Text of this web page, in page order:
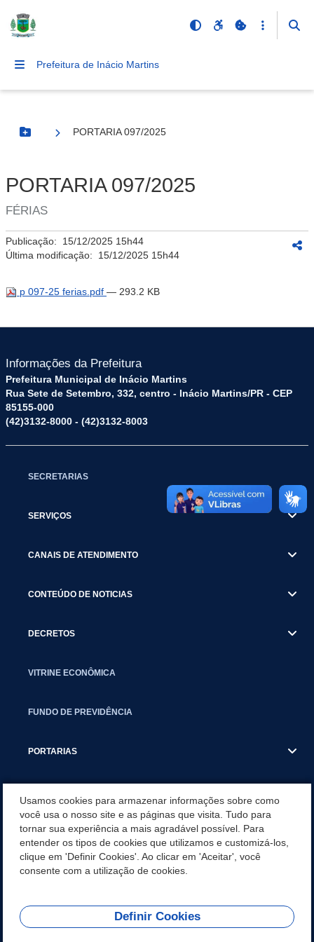
Prefeitura de Inácio Martins
Botão Menu
PORTARIA 097/2025
PORTARIA 097/2025
FÉRIAS
Publicação: 15/12/2025 15h44
Última modificação: 15/12/2025 15h44
p 097-25 ferias.pdf — 293.2 KB
Informações da Prefeitura
Prefeitura Municipal de Inácio Martins
Rua Sete de Setembro, 332, centro - Inácio Martins/PR - CEP
85155-000
(42)3132-8000 - (42)3132-8003
SECRETARIAS
SERVIÇOS
CANAIS DE ATENDIMENTO
CONTEÚDO DE NOTICIAS
DECRETOS
VITRINE ECONÔMICA
FUNDO DE PREVIDÊNCIA
PORTARIAS
CONCURSO/PSS/CONVOCAÇÃO
INCENTIVOS PÚBLICOS À PROJETOS CULTURAIS - INÁCIO
MARTINS PR
REDES SOCIAIS
Usamos cookies para armazenar informações sobre como
você usa o nosso site e as páginas que visita. Tudo para
tornar sua experiência a mais agradável possível. Para
entender os tipos de cookies que utilizamos e customizá-los,
clique em 'Definir Cookies'. Ao clicar em 'Aceitar', você
consente com a utilização de cookies.
Definir Cookies